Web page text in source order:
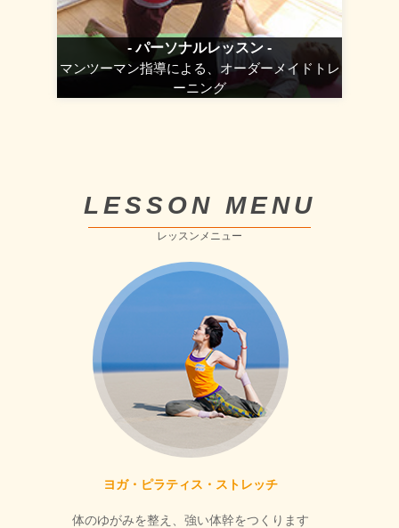
- パーソナルレッスン -
マンツーマン指導による、オーダーメイドトレ
ーニング
LESSON MENU
レッスンメニュー
ヨガ・ピラティス・ストレッチ
体のゆがみを整え、強い体幹をつくります